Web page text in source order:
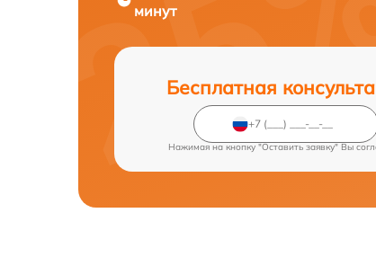
минут
Бесплатная
Нажимая на кнопку "Оставить заявку" Вы